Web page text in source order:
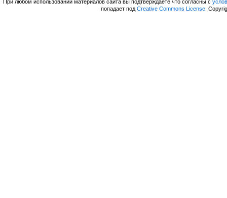
При любом использовании материалов сайта вы подтверждаете что согласны с
попадает под Creative Commons License.